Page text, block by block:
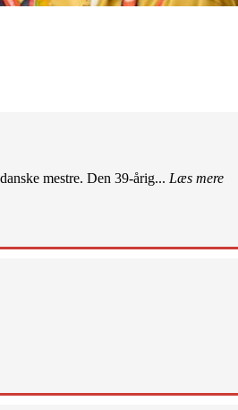
mestre. Den 39-årig... Læs mere